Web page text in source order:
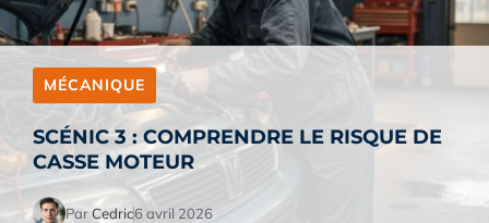
MÉCANIQUE
SCÉNIC 3 : COMPRENDRE LE RISQUE DE
CASSE MOTEUR
ParCedric6 avril 2026